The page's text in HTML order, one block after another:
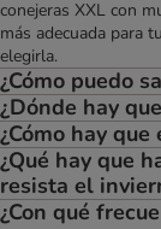
conejeras XXL con
más adecuada para
elegirla.
¿Cómo puedo
¿Dónde hay
¿Cómo hay
¿Qué hay que
resista el
¿Con qué